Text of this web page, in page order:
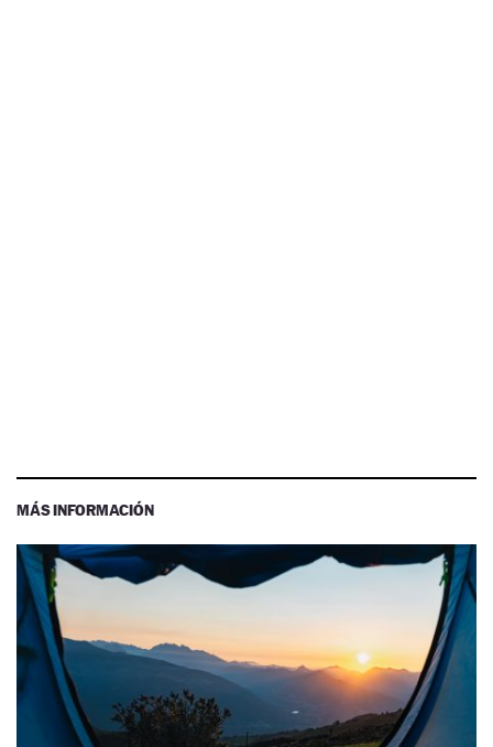
MÁS INFORMACIÓN